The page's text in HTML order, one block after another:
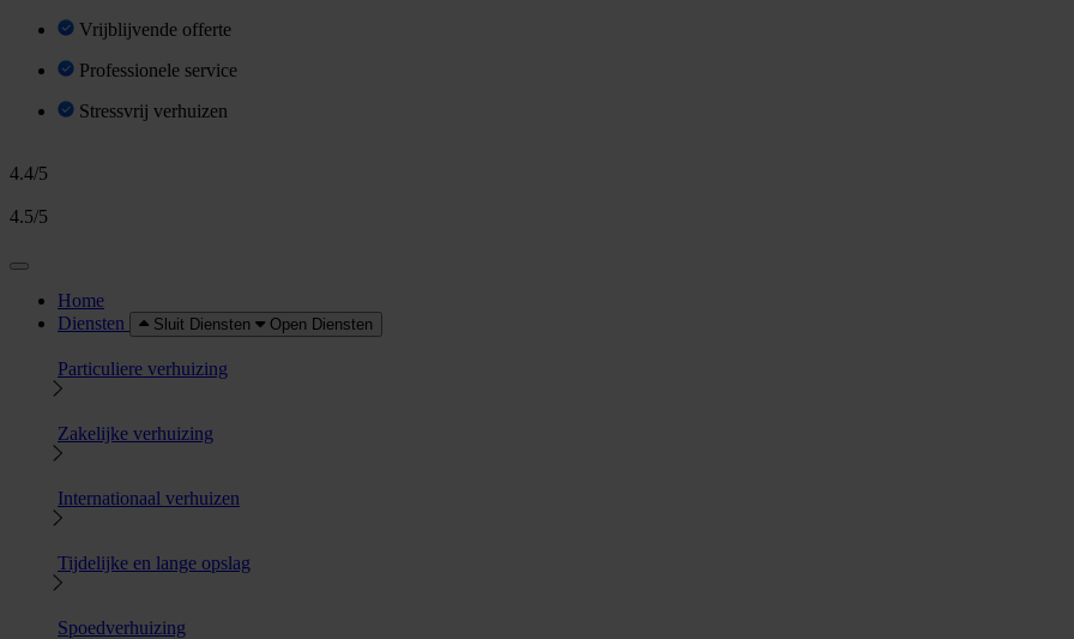
Vrijblijvende offerte
Professionele service
Stressvrij verhuizen
4.4/5
4.5/5
Home
Diensten
Sluit Diensten Open Diensten
Particuliere verhuizing
Zakelijke verhuizing
Internationaal verhuizen
Tijdelijke en lange opslag
Spoedverhuizing